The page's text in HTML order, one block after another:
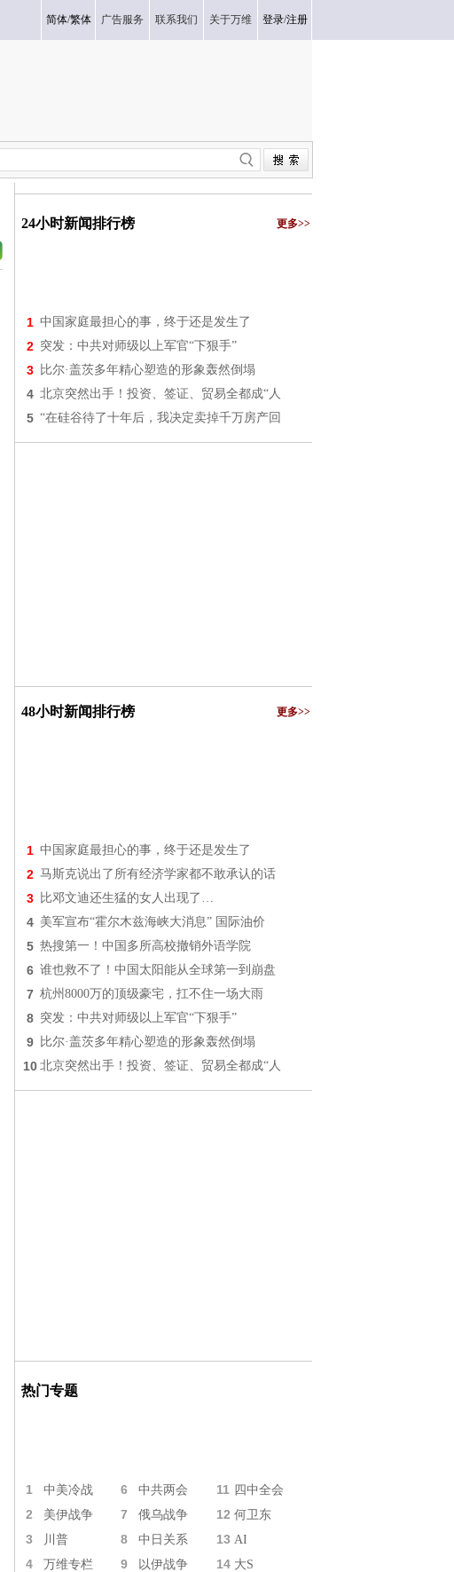
简体/繁体 广告服务 联系我们 关于万维 登录/注册
24小时新闻排行榜 更多>>
1 中国家庭最担心的事，终于还是发生了
2 突发：中共对师级以上军官“下狠手”
3 比尔·盖茨多年精心塑造的形象轰然倒塌
4 北京突然出手！投资、签证、贸易全都成“人
5 “在硅谷待了十年后，我决定卖掉千万房产回
48小时新闻排行榜 更多>>
1 中国家庭最担心的事，终于还是发生了
2 马斯克说出了所有经济学家都不敢承认的话
3 比邓文迪还生猛的女人出现了…
4 美军宣布“霍尔木兹海峡大消息” 国际油价
5 热搜第一！中国多所高校撤销外语学院
6 谁也救不了！中国太阳能从全球第一到崩盘
7 杭州8000万的顶级豪宅，扛不住一场大雨
8 突发：中共对师级以上军官“下狠手”
9 比尔·盖茨多年精心塑造的形象轰然倒塌
10 北京突然出手！投资、签证、贸易全都成“人
热门专题
1 中美冷战 6 中共两会 11 四中全会
2 美伊战争 7 俄乌战争 12 何卫东
3 川普 8 中日关系 13 AI
4 万维专栏 9 以伊战争 14 大S